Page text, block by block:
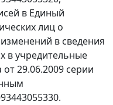
в Единый
лиц о
в сведения
в учредительные
29.06.2009 серии